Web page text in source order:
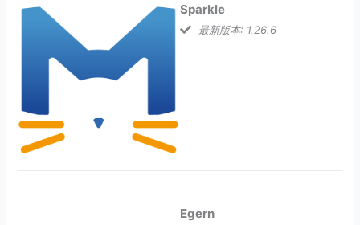
Sparkle
最新版本: 1.26.6
Egern